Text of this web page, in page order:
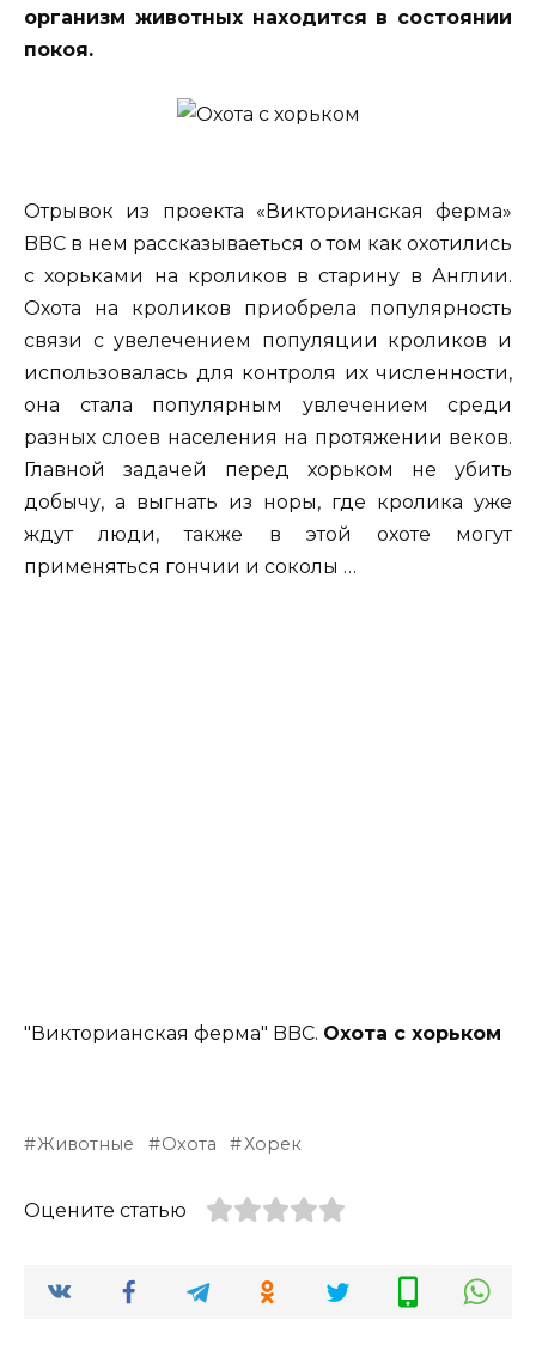
организм животных находится в состоянии
покоя.
Отрывок из проекта «Викторианская ферма»
BBC в нем рассказываеться о том как охотились
с хорьками на кроликов в старину в Англии.
Охота на кроликов приобрела популярность
связи с увелечением популяции кроликов и
использовалась для контроля их численности,
она стала популярным увлечением среди
разных слоев населения на протяжении веков.
Главной задачей перед хорьком не убить
добычу, а выгнать из норы, где кролика уже
ждут люди, также в этой охоте могут
применяться гончии и соколы …
"Викторианская ферма" BBC. Охота с хорьком
Животные Охота Хорек
Оцените статью